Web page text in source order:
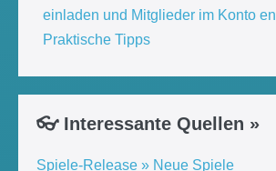
einladen und Mitglieder im Konto
Praktische Tipps
👓 Interessante Quellen »
Spiele-Release » Neue Spiele